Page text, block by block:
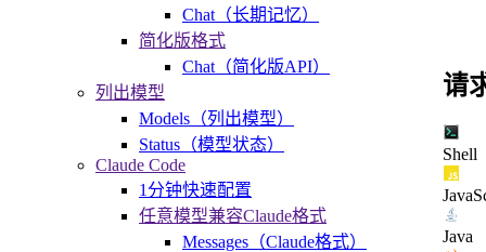
Chat（长期记忆）
简化版格式
Chat（简化版API）
列出模型
Models（列出模型）
Status（模型状态）
Claude Code
1分钟快速配置
任意模型兼容Claude格式
Messages（Claude格式）
请
Shell
Java